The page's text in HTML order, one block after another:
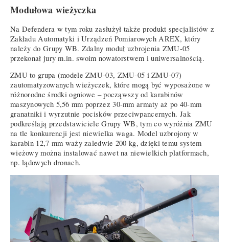
Modułowa wieżyczka
Na Defendera w tym roku zasłużył także produkt specjalistów z
Zakładu Automatyki i Urządzeń Pomiarowych AREX, który
należy do Grupy WB. Zdalny moduł uzbrojenia ZMU-05
przekonał jury m.in. swoim nowatorstwem i uniwersalnością.
ZMU to grupa (modele ZMU-03, ZMU-05 i ZMU-07)
zautomatyzowanych wieżyczek, które mogą być wyposażone w
różnorodne środki ogniowe – począwszy od karabinów
maszynowych 5,56 mm poprzez 30-mm armaty aż po 40-mm
granatniki i wyrzutnie pocisków przeciwpancernych. Jak
podkreślają przedstawiciele Grupy WB, tym co wyróżnia ZMU
na tle konkurencji jest niewielka waga. Model uzbrojony w
karabin 12,7 mm waży zaledwie 200 kg, dzięki temu system
wieżowy można instalować nawet na niewielkich platformach,
np. lądowych dronach.